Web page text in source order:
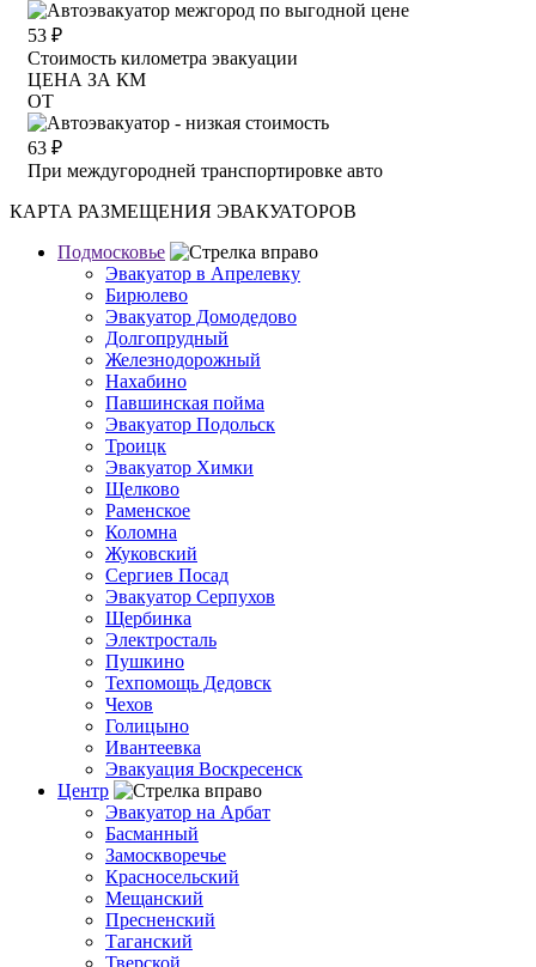
53 ₽
Стоимость километра эвакуации
ЦЕНА ЗА КМ
ОТ
63 ₽
При междугородней транспортировке авто
КАРТА РАЗМЕЩЕНИЯ ЭВАКУАТОРОВ
Подмосковье
Эвакуатор в Апрелевку
Бирюлево
Эвакуатор Домодедово
Долгопрудный
Железнодорожный
Нахабино
Павшинская пойма
Эвакуатор Подольск
Троицк
Эвакуатор Химки
Щелково
Раменское
Коломна
Жуковский
Сергиев Посад
Эвакуатор Серпухов
Щербинка
Электросталь
Пушкино
Техпомощь Дедовск
Чехов
Голицыно
Ивантеевка
Эвакуация Воскресенск
Центр
Эвакуатор на Арбат
Басманный
Замоскворечье
Красносельский
Мещанский
Пресненский
Таганский
Тверской